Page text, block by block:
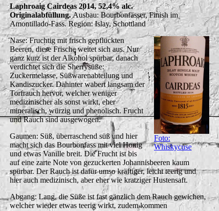
Laphroaig Cairdeas 2014, 52,4% alc.
Originalabfüllung.Ausbau: Bourbonfässer, Finish im
Amontillado-Fass. Region: Islay, Schottland
Foto:
Whiskycuse
Nase: Fruchtig mit frisch gepflückten
Beeren, diese Frische weitet sich aus. Nur
ganz kurz ist der Alkohol spürbar, danach
verdichtet sich die Sherrysüße:
Zuckermelasse, Süßwarenabteilung und
Kandiszucker. Dahinter wabert langsam der
Torfrauch hervor, welcher weniger
medizinischer als sonst wirkt, eher
mineralisch, würzig und phenolisch. Frucht
und Rauch sind ausgewogen.
Gaumen: Süß, überraschend süß und hier
macht sich das Bourbonfass mit viel Honig
und etwas Vanille breit. Die Frucht ist bis
auf eine zarte Note von gezuckerten Johannisbeeren kaum
spürbar. Der Rauch ist dafür umso kräftiger, leicht teerig und
hier auch medizinisch, aber eher wie kratziger Hustensaft.
Abgang: Lang, die Süße ist fast gänzlich dem Rauch gewichen,
welcher wieder etwas teerig wirkt, zudem kommen